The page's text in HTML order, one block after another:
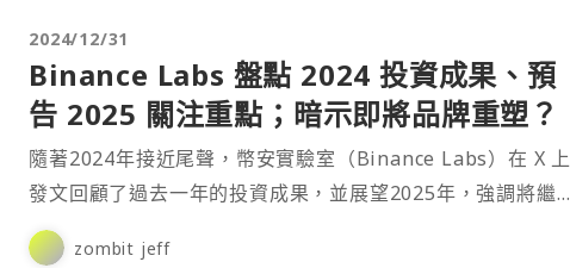
2024/12/31
Binance Labs 盤點 2024 投資成果、預
告 2025 關注重點；暗示即將品牌重塑？
隨著2024年接近尾聲，幣安實驗室（Binance Labs）在 X 上
發文回顧了過去一年的投資成果，並展望2025年，強調將繼續
專注於⋯
zombit jeff